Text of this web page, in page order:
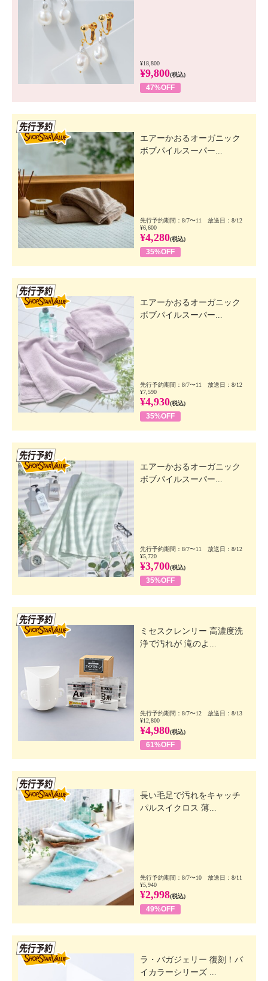
¥18,800
¥9,800(税込)
47%OFF
エアーかおるオーガニック
ボブパイルスーパー...
先行予約期間：8/7〜11 放送日：8/12
¥6,600
¥4,280(税込)
35%OFF
エアーかおるオーガニック
ボブパイルスーパー...
先行予約期間：8/7〜11 放送日：8/12
¥7,590
¥4,930(税込)
35%OFF
エアーかおるオーガニック
ボブパイルスーパー...
先行予約期間：8/7〜11 放送日：8/12
¥5,720
¥3,700(税込)
35%OFF
ミセスクレンリー 高濃度洗
浄で汚れが 滝のよ...
先行予約期間：8/7〜12 放送日：8/13
¥12,800
¥4,980(税込)
61%OFF
長い毛足で汚れをキャッチ
パルスイクロス 薄...
先行予約期間：8/7〜10 放送日：8/11
¥5,940
¥2,998(税込)
49%OFF
ラ・バガジェリー 復刻！バ
イカラーシリーズ ...